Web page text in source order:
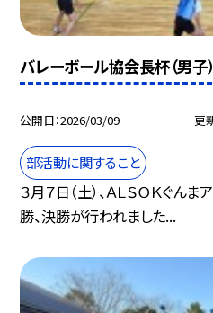
バレーボール協会長杯（男子）
公開日 2026/03/09 更
部活動に関すること
３月７日（土）、ＡＬＳＯＫぐ
勝、決勝が行われました...